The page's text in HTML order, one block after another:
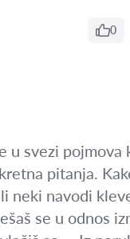
0
u svezi
pitanja.
neki navodi
se u odnos